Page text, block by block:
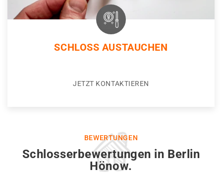
SCHLOSS AUSTAUCHEN
JETZT KONTAKTIEREN
BEWERTUNGEN
Schlosserbewertungen in Berlin
Hönow.